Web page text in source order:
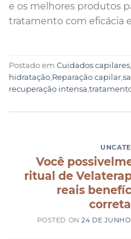
e os melhores produtos
tratamento com eficácia
Postado em Cuidados capilares
hidratação Reparação capilar
recuperação intensa
Você
ritual de
reais
POSTED ON24 DE